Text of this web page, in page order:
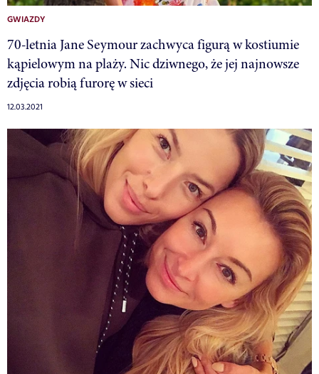
GWIAZDY
70-letnia Jane Seymour zachwyca figurą w kostiumie
kąpielowym na plaży. Nic dziwnego, że jej najnowsze
zdjęcia robią furorę w sieci
12.03.2021